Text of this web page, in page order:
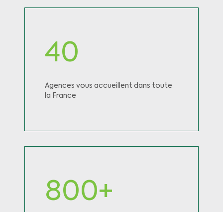
40
Agences vous accueillent dans toute
la France
800+